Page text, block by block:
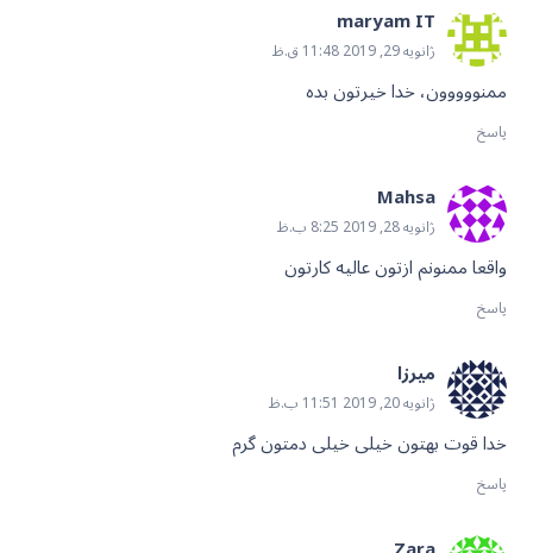
maryam IT
ژانویه 29, 2019 11:48 ق.ظ
ممنووووون، خدا خیرتون بده
پاسخ
Mahsa
ژانویه 28, 2019 8:25 ب.ظ
واقعا ممنونم ازتون عالیه کارتون
پاسخ
میرزا
ژانویه 20, 2019 11:51 ب.ظ
خدا قوت بهتون خیلی خیلی دمتون گرم
پاسخ